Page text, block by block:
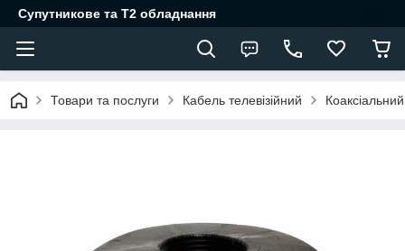
Супутникове та Т2 обладнання
Товари та послуги Кабель телевізійний